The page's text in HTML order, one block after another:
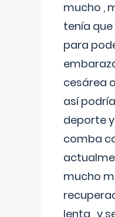
mucho ,
tenía
para
cesárea
así
deporte
comba
mucho
lenta , y